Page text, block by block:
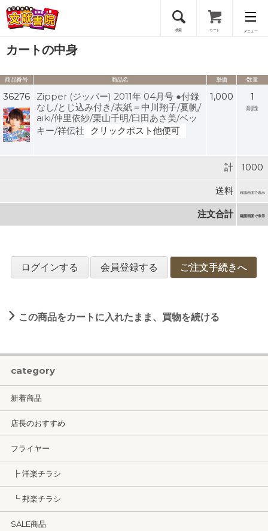
検索 カート メニュー
会員登録
ログイン
カートの中身
商品番号 商品名 単価 数量
36276
Zipper (ジッパー) 2011年 04月号 ●付録
なし/とじ込み付き/表紙＝中川翔子/夏帆/
aiki/仲里依紗/栗山千明/臼田あさ美/ベッ
キー/祥伝社
クリックポスト他便可
1,000 1
削除
計 1000
送料 確認画面で表示
注文合計 確認画面で表示
ログインする 会員登録する ご注文手続きへ
この商品をカートに入れたまま、買物を続ける
category
新着商品
店長のおすすめ
フライヤー
┣ 洋楽チラシ
┗ 邦楽チラシ
SALE商品